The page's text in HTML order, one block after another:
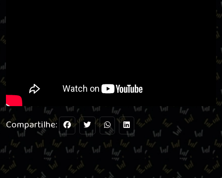
Compartilhe: